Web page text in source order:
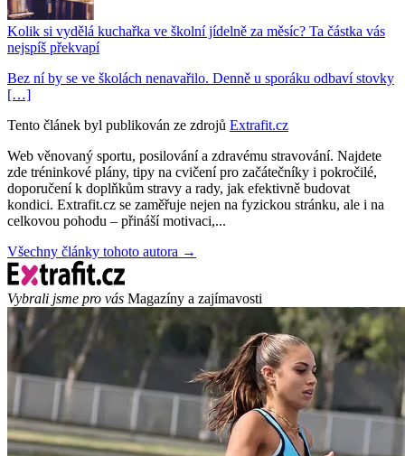
Kolik si vydělá kuchařka ve školní jídelně za měsíc? Ta částka vás
nejspíš překvapí
Bez ní by se ve školách nenavařilo. Denně u sporáku odbaví stovky
[…]
Tento článek byl publikován ze zdrojů Extrafit.cz
Web věnovaný sportu, posilování a zdravému stravování. Najdete
zde tréninkové plány, tipy na cvičení pro začátečníky i pokročilé,
doporučení k doplňkům stravy a rady, jak efektivně budovat
kondici. Extrafit.cz se zaměřuje nejen na fyzickou stránku, ale i na
celkovou pohodu – přináší motivaci,...
Všechny články tohoto autora →
Vybrali jsme pro vás Magazíny a zajímavosti